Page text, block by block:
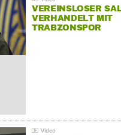
VEREINSLOSER
VERHANDELT MIT
TRABZONSPOR